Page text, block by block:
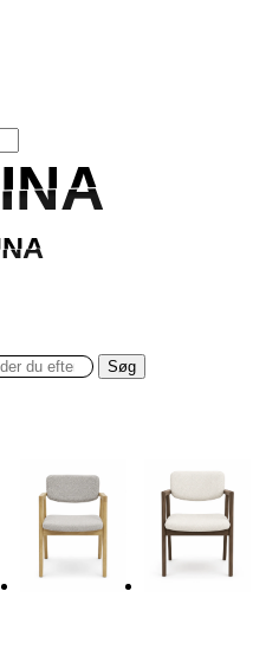
Søg